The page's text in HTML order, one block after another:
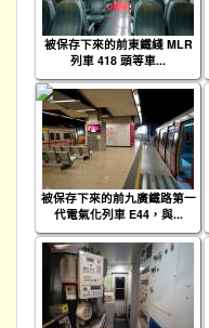
被保存下來的前東鐵綫 MLR
列車 418 頭等車...
被保存下來的前九廣鐵路第一
代電氣化列車 E44，與...